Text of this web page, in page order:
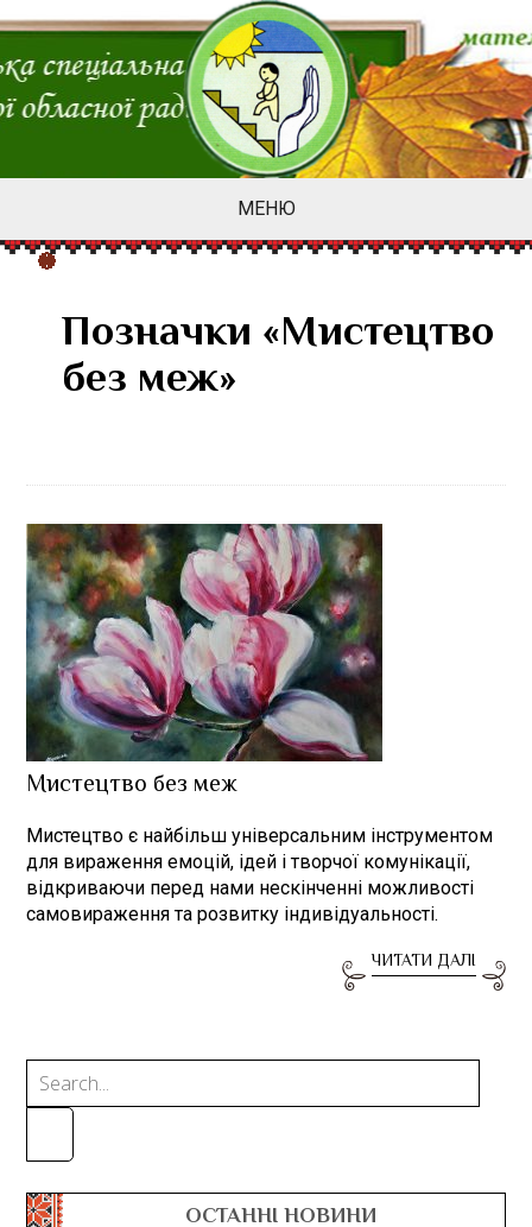
МЕНЮ
Позначки «Мистецтво
без меж»
Мистецтво без меж
Мистецтво є найбільш універсальним інструментом
для вираження емоцій, ідей і творчої комунікації,
відкриваючи перед нами нескінченні можливості
самовираження та розвитку індивідуальності.
ЧИТАТИ ДАЛІ
ОСТАННІ НОВИНИ